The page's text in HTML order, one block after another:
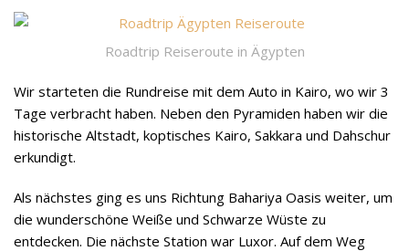
Roadtrip Reiseroute in Ägypten
Wir starteten die Rundreise mit dem Auto in Kairo, wo wir 3
Tage verbracht haben. Neben den Pyramiden haben wir die
historische Altstadt, koptisches Kairo, Sakkara und Dahschur
erkundigt.
Als nächstes ging es uns Richtung Bahariya Oasis weiter, um
die wunderschöne Weiße und Schwarze Wüste zu
entdecken. Die nächste Station war Luxor. Auf dem Weg